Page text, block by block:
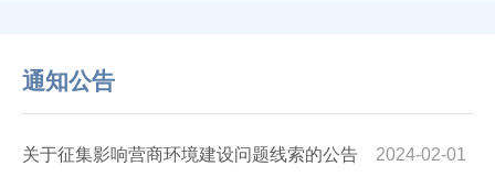
通知公告
关于征集影响营商环境建设问题线索的公告 2024-02-01